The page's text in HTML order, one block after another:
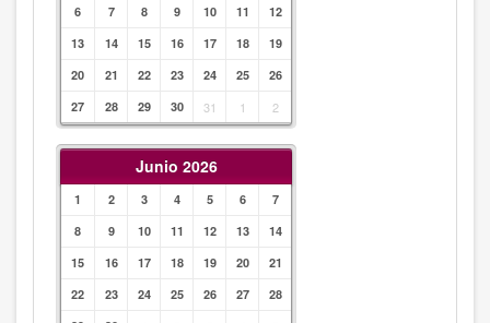
6
7 8 9 10 11
12
13
14 15 16 17 18
19
20
21 22 23 24 25
26
27
28 29 30 31 1 2
Junio 2026
1 2 3 4 5 6
7
8
9 10 11 12 13
14
15
16 17 18 19 20
21
22
23 24 25 26 27
28